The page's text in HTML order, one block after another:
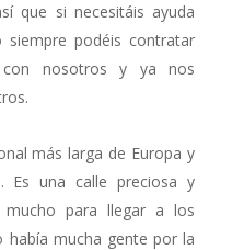
que si necesitáis ayuda
siempre podéis contratar
con nosotros y ya nos
más larga de Europa y
Es una calle preciosa y
mucho para llegar a los
había mucha gente por la